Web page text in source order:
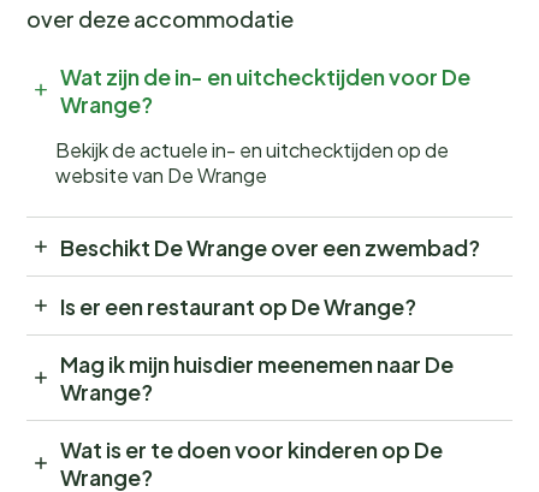
over deze accommodatie
Wat zijn de in- en uitchecktijden voor De
Wrange?
Bekijk de actuele in- en uitchecktijden op de
website van De Wrange
Beschikt De Wrange over een zwembad?
Is er een restaurant op De Wrange?
Mag ik mijn huisdier meenemen naar De
Wrange?
Wat is er te doen voor kinderen op De
Wrange?